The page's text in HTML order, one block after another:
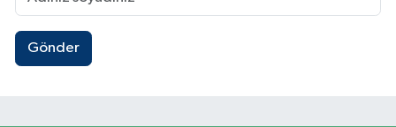
Gönder